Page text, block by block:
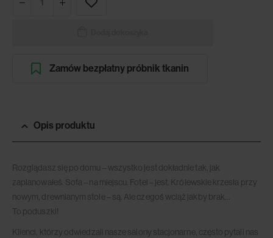
Zamów bezpłatny próbnik tkanin
Opis produktu
Rozglądasz się po domu – wszystko jest dokładnie tak, jak
zaplanowałeś. Sofa – na miejscu. Fotel – jest. Królewskie krzesła przy
nowym, drewnianym stole – są. Ale czegoś wciąż jakby brak…
To poduszki!
Klienci, którzy odwiedzali nasze salony stacjonarne, często pytali nas